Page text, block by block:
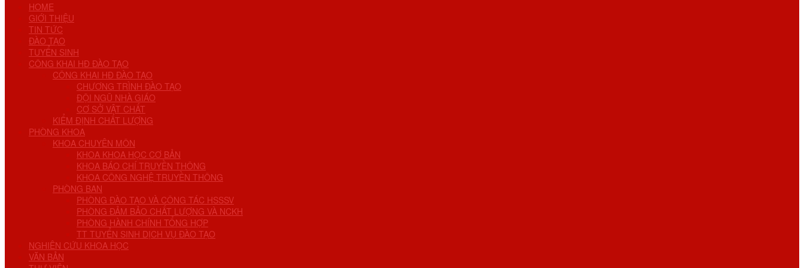
HOME
GIỚI THIỆU
TIN TỨC
ĐÀO TẠO
TUYỂN SINH
CÔNG KHAI HĐ ĐÀO TẠO
CÔNG KHAI HĐ ĐÀO TẠO
CHƯƠNG TRÌNH ĐÀO TẠO
ĐỘI NGŨ NHÀ GIÁO
CƠ SỞ VẬT CHẤT
KIỂM ĐỊNH CHẤT LƯỢNG
PHÒNG KHOA
KHOA CHUYÊN MÔN
KHOA KHOA HỌC CƠ BẢN
KHOA BÁO CHÍ TRUYỀN THÔNG
KHOA CÔNG NGHỆ TRUYỀN THÔNG
PHÒNG BAN
PHÒNG ĐÀO TẠO VÀ CÔNG TÁC HSSSV
PHÒNG ĐẢM BẢO CHẤT LƯỢNG VÀ NCKH
PHÒNG HÀNH CHÍNH TỔNG HỢP
TT TUYỂN SINH DỊCH VỤ ĐÀO TẠO
NGHIÊN CỨU KHOA HỌC
VĂN BẢN